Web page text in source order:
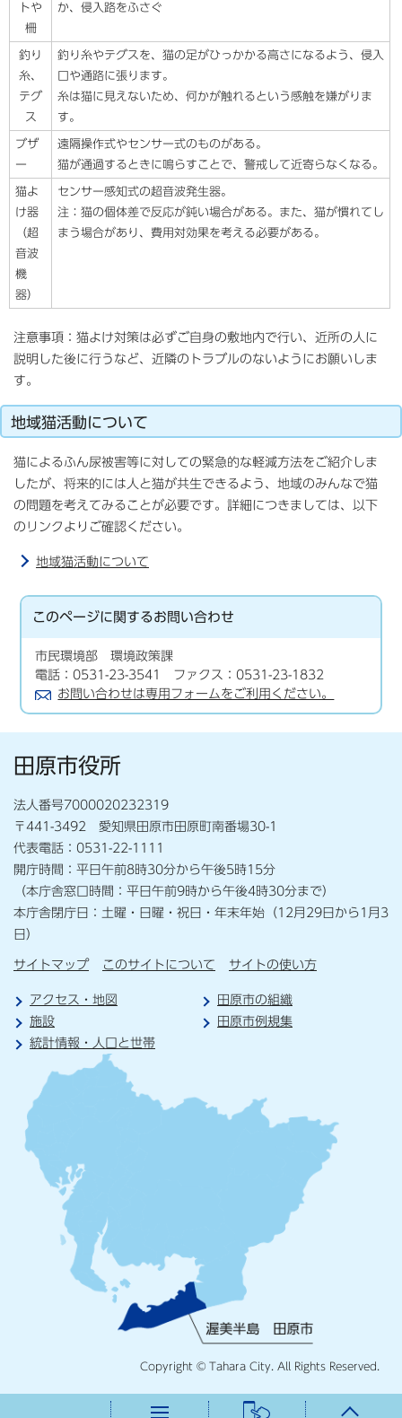
トや
柵
か、侵入路をふさぐ
釣り
糸、
テグ
ス
釣り糸やテグスを、猫の足がひっかかる高さになるよう、侵入
口や通路に張ります。
糸は猫に見えないため、何かが触れるという感触を嫌がりま
す。
ブザ
ー
遠隔操作式やセンサー式のものがある。
猫が通過するときに鳴らすことで、警戒して近寄らなくなる。
猫よ
け器
（超
音波
機
器）
センサー感知式の超音波発生器。
注：猫の個体差で反応が鈍い場合がある。また、猫が慣れてし
まう場合があり、費用対効果を考える必要がある。
注意事項：猫よけ対策は必ずご自身の敷地内で行い、近所の人に
説明した後に行うなど、近隣のトラブルのないようにお願いしま
す。
地域猫活動について
猫によるふん尿被害等に対しての緊急的な軽減方法をご紹介しま
したが、将来的には人と猫が共生できるよう、地域のみんなで猫
の問題を考えてみることが必要です。詳細につきましては、以下
のリンクよりご確認ください。
地域猫活動について
このページに関するお問い合わせ
市民環境部 環境政策課
電話：0531-23-3541 ファクス：0531-23-1832
お問い合わせは専用フォームをご利用ください。
田原市役所
法人番号7000020232319
〒441-3492 愛知県田原市田原町南番場30-1
代表電話：0531-22-1111
開庁時間：平日午前8時30分から午後5時15分
（本庁舎窓口時間：平日午前9時から午後4時30分まで）
本庁舎閉庁日：土曜・日曜・祝日・年末年始（12月29日から1月3
日）
サイトマップ このサイトについて サイトの使い方
アクセス・地図
田原市の組織
施設
田原市例規集
統計情報・人口と世帯
Copyright © Tahara City. All Rights Reserved.